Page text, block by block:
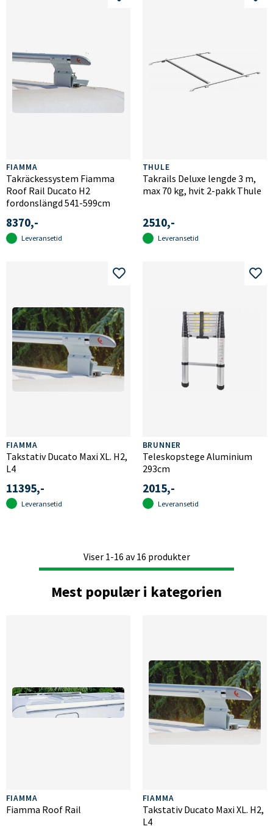
FIAMMA
Takräckessystem Fiamma
Roof Rail Ducato H2
fordonslängd 541-599cm
8370,-
Leveransetid
THULE
Takrails Deluxe lengde 3 m,
max 70 kg, hvit 2-pakk Thule
2510,-
Leveransetid
FIAMMA
Takstativ Ducato Maxi XL. H2,
L4
11395,-
Leveransetid
BRUNNER
Teleskopstege Aluminium
293cm
2015,-
Leveransetid
Viser 1-16 av16 produkter
Mest populær i kategorien
FIAMMA
Fiamma Roof Rail
FIAMMA
Takstativ Ducato Maxi XL. H2,
L4